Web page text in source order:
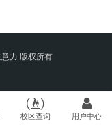
力 版权所有
校区查询 用户中心